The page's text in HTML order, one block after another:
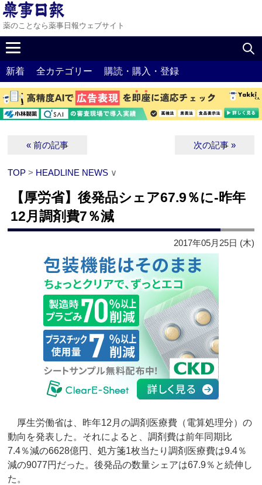
薬のことなら薬事日報ウェブサイト
新着 全カテゴリー 購読・購入・登録
« 前の記事 次の記事 »
TOP > HEADLINE NEWS ∨
【厚労省】後発品シェア67.9％に‐昨年
12月調剤費7％減
2017年05月25日 (木)
厚生労働省は、昨年12月の調剤医療費（電算処理分）の
動向を発表した。それによると、調剤費は前年同期比
7.4％減の6628億円、処方箋1枚当たり調剤医療費は9.4％
減の9077円だった。後発品の数量シェアは67.9％と続伸し
た。